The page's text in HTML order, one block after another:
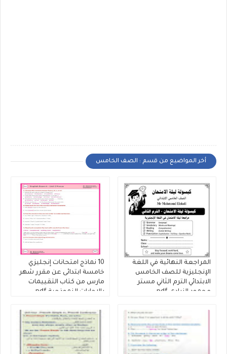
أخر المواضيع من قسم : الصف الخامس
المراجعة النهائية في اللغة
الإنجليزية للصف الخامس
الابتدائي الترم الثاني مستر
محمود الزيادى.pdf
10 نماذج امتحانات إنجليزي
خامسة ابتدائى عن مقرر شهر
مارس من كتاب التقييمات
بالاجابات النموذجية pdf